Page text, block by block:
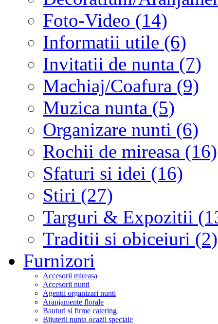
Foto-Video (14)
Informatii utile (6)
Invitatii de nunta (7)
Machiaj/Coafura (9)
Muzica nunta (5)
Organizare nunti (6)
Rochii de mireasa (16)
Sfaturi si idei (16)
Stiri (27)
Targuri & Expozitii
Traditii si obiceiuri (2)
Furnizori
Accesorii mireasa
Accesorii nunti
Agentii organizari nunti
Aranjamente florale
Bauturi si firme catering
Bijuterii nunta ocazii speciale